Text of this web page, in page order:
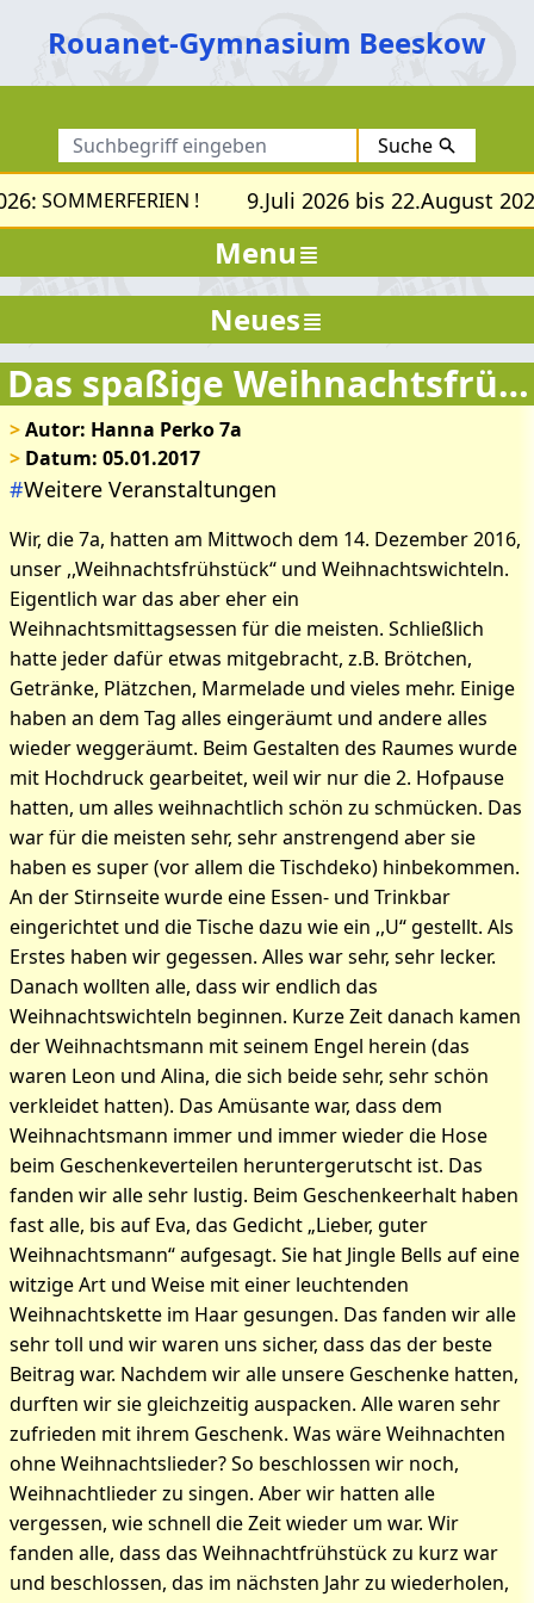
Rouanet-Gymnasium Beeskow
Suche
SOMMERFERIEN ! 9.Juli 2026 bis 22.August
Menu
Das spaßige Weihnachtsfrühstück der 7a
>Autor: Hanna Perko 7a
> Datum: 05.01.2017
#Weitere Veranstaltungen
Wir, die 7a, hatten am Mittwoch dem 14. Dezember 2016,
unser ,,Weihnachtsfrühstück“ und Weihnachtswichteln.
Eigentlich war das aber eher ein
Weihnachtsmittagsessen für die meisten. Schließlich
hatte jeder dafür etwas mitgebracht, z.B. Brötchen,
Getränke, Plätzchen, Marmelade und vieles mehr. Einige
haben an dem Tag alles eingeräumt und andere alles
wieder weggeräumt. Beim Gestalten des Raumes wurde
mit Hochdruck gearbeitet, weil wir nur die 2. Hofpause
hatten, um alles weihnachtlich schön zu schmücken. Das
war für die meisten sehr, sehr anstrengend aber sie
haben es super (vor allem die Tischdeko) hinbekommen.
An der Stirnseite wurde eine Essen- und Trinkbar
eingerichtet und die Tische dazu wie ein ,,U“ gestellt. Als
Erstes haben wir gegessen. Alles war sehr, sehr lecker.
Danach wollten alle, dass wir endlich das
Weihnachtswichteln beginnen. Kurze Zeit danach kamen
der Weihnachtsmann mit seinem Engel herein (das
waren Leon und Alina, die sich beide sehr, sehr schön
verkleidet hatten). Das Amüsante war, dass dem
Weihnachtsmann immer und immer wieder die Hose
beim Geschenkeverteilen heruntergerutscht ist. Das
fanden wir alle sehr lustig. Beim Geschenkeerhalt haben
fast alle, bis auf Eva, das Gedicht „Lieber, guter
Weihnachtsmann“ aufgesagt. Sie hat Jingle Bells auf eine
witzige Art und Weise mit einer leuchtenden
Weihnachtskette im Haar gesungen. Das fanden wir alle
sehr toll und wir waren uns sicher, dass das der beste
Beitrag war. Nachdem wir alle unsere Geschenke hatten,
durften wir sie gleichzeitig auspacken. Alle waren sehr
zufrieden mit ihrem Geschenk. Was wäre Weihnachten
ohne Weihnachtslieder? So beschlossen wir noch,
Weihnachtlieder zu singen. Aber wir hatten alle
vergessen, wie schnell die Zeit wieder um war. Wir
fanden alle, dass das Weihnachtfrühstück zu kurz war
und beschlossen, das im nächsten Jahr zu wiederholen,
Bilder zum Artikel: Das
spaßige
Weihnachtsfrühstück der
7a
Neues